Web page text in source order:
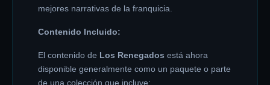
mejores narrativas de la franquicia.
Contenido Incluido:
El contenido de Los Renegados está ahora
disponible generalmente como un paquete o parte
de una colección que incluye: